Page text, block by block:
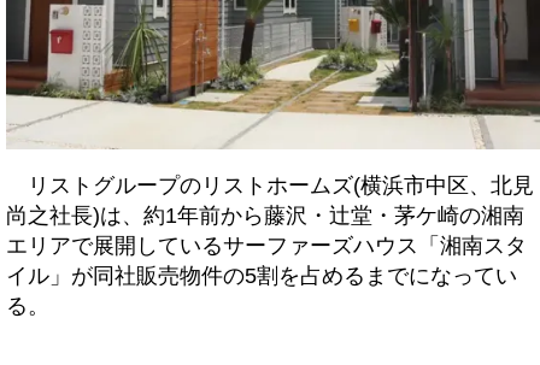
リストグループのリストホームズ(横浜市中区、北見
尚之社長)は、約1年前から藤沢・辻堂・茅ケ崎の湘南
エリアで展開しているサーファーズハウス「湘南スタ
イル」が同社販売物件の5割を占めるまでになってい
る。